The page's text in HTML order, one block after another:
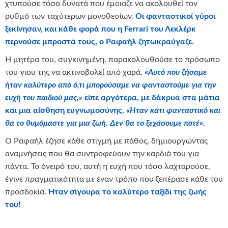
χτυπούσε τόσο δυνατά που έμοιαζε να ακολουθεί τον
ρυθμό των ταχύτερων μονοθεσίων. Οι φανταστικοί γύροι
ξεκίνησαν, και κάθε φορά που η Ferrari του Λεκλέρκ
περνούσε μπροστά τους, ο Ραφαήλ ζητωκραύγαζε.
Η μητέρα του, συγκινημένη, παρακολουθούσε το πρόσωπο
του γιου της να ακτινοβολεί από χαρά. «Αυτό που ζήσαμε
ήταν καλύτερο από ό,τι μπορούσαμε να φανταστούμε για την
ευχή του παιδιού μας,» είπε αργότερα, με δάκρυα στα μάτια
και μια αίσθηση ευγνωμοσύνης. «Ήταν κάτι φανταστικό και
θα το θυμόμαστε για μια ζωή. Δεν θα το ξεχάσουμε ποτέ».
Ο Ραφαήλ έζησε κάθε στιγμή με πάθος, δημιουργώντας
αναμνήσεις που θα συντροφεύουν την καρδιά του για
πάντα. Το όνειρό του, αυτή η ευχή που τόσο λαχταρούσε,
έγινε πραγματικότητα με έναν τρόπο που ξεπέρασε κάθε του
προσδοκία.Ήταν σίγουρα το καλύτερο ταξίδι της ζωής
του!